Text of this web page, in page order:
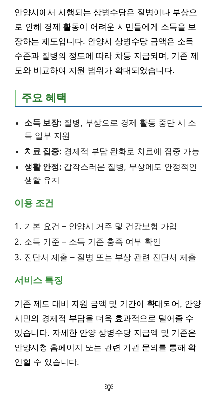
안양시에서 시행되는 상병수당은 질병이나 부상으
로 인해 경제 활동이 어려운 시민들에게 소득을 보
장하는 제도입니다. 안양시 상병수당 금액은 소득
수준과 질병의 정도에 따라 차등 지급되며, 기존 제
도와 비교하여 지원 범위가 확대되었습니다.
주요 혜택
소득 보장: 질병, 부상으로 경제 활동 중단 시 소
득 일부 지원
치료 집중: 경제적 부담 완화로 치료에 집중 가능
생활 안정: 갑작스러운 질병, 부상에도 안정적인
생활 유지
이용 조건
기본 요건 – 안양시 거주 및 건강보험 가입
소득 기준 – 소득 기준 충족 여부 확인
진단서 제출 – 질병 또는 부상 관련 진단서 제출
서비스 특징
기존 제도 대비 지원 금액 및 기간이 확대되어, 안양
시민의 경제적 부담을 더욱 효과적으로 덜어줄 수
있습니다. 자세한 안양 상병수당 지급액 및 기준은
안양시청 홈페이지 또는 관련 기관 문의를 통해 확
인할 수 있습니다.
💡